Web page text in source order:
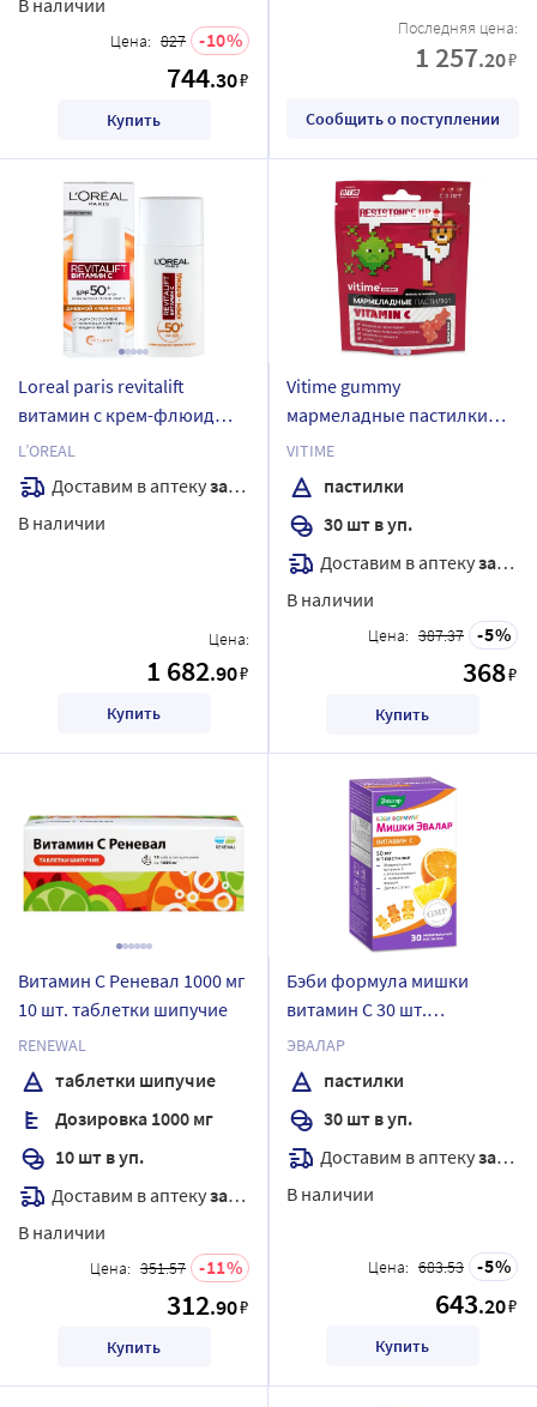
Цена: 827 10
744.30₽
Купить
Последняя цена:
1 257.20₽
Сообщить о поступлении
Loreal paris revitalift
витамин с крем-флюид
дневной для лица spf50 50
мл
L’OREAL
Доставим в аптекузавтра
В наличии
Цена:
1 682.90₽
Купить
Vitime gummy
мармеладные пастилки
витамин с 30 шт. пастилки
жевательные массой 2500
мг/клубника
VITIME
пастилки
30 шт в уп.
Доставим в аптекузавтра
В наличии
Цена: 387.37 5
368₽
Купить
Витамин С Реневал 1000 мг
10 шт. таблетки шипучие
RENEWAL
таблетки шипучие
Дозировка 1000 мг
10 шт в уп.
Доставим в аптекузавтра
В наличии
Цена: 351.57 11
312.90₽
Купить
Бэби формула мишки
витамин С 30 шт.
жевательные пастилки
массой 2,5 г
ЭВАЛАР
пастилки
30 шт в уп.
Доставим в аптекузавтра
В наличии
Цена: 683.53 5
643.20₽
Купить